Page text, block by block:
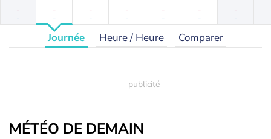
-
-
-
-
-
-
-
-
-
-
-
-
-
-
Journée Heure / Heure Comparer
MÉTÉO DE DEMAIN